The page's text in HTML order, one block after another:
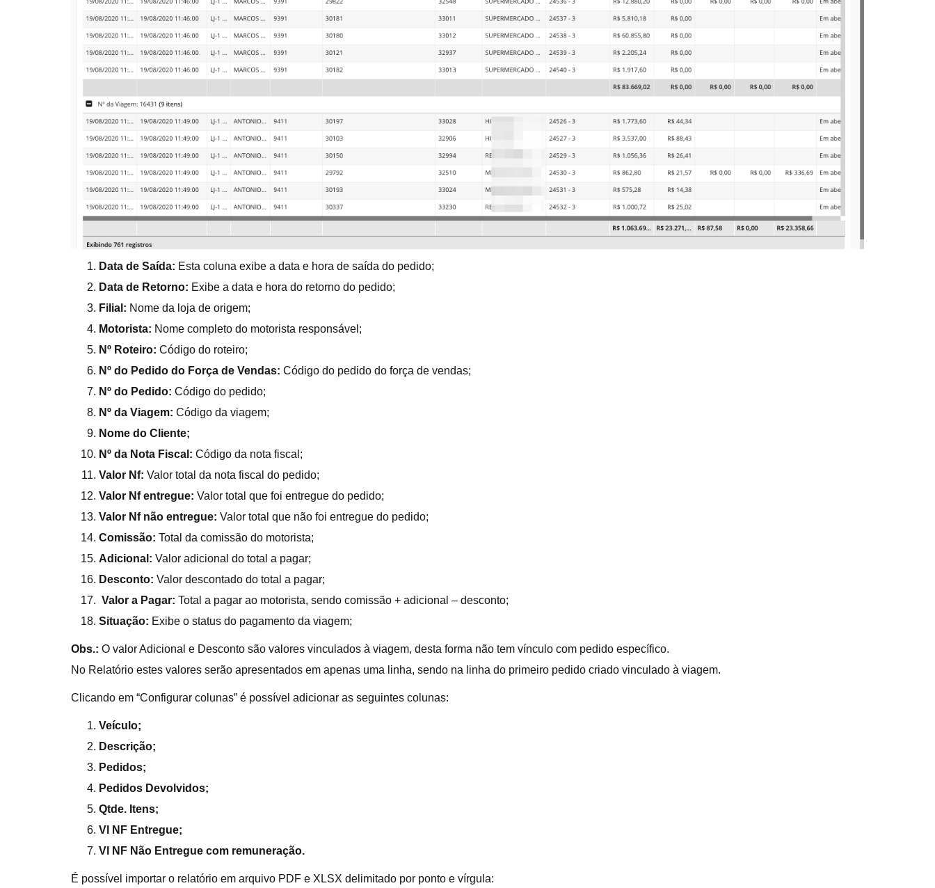
Data de Saída: Esta coluna exibe a data e hora de saída do pedido;
Data de Retorno: Exibe a data e hora do retorno do pedido;
Filial: Nome da loja de origem;
Motorista: Nome completo do motorista responsável;
Nº Roteiro: Código do roteiro;
Nº do Pedido do Força de Vendas: Código do pedido do força de vendas;
Nº do Pedido: Código do pedido;
Nº da Viagem: Código da viagem;
Nome do Cliente;
Nº da Nota Fiscal: Código da nota fiscal;
Valor Nf: Valor total da nota fiscal do pedido;
Valor Nf entregue: Valor total que foi entregue do pedido;
Valor Nf não entregue: Valor total que não foi entregue do pedido;
Comissão: Total da comissão do motorista;
Adicional: Valor adicional do total a pagar;
Desconto: Valor descontado do total a pagar;
Valor a Pagar: Total a pagar ao motorista, sendo comissão + adicional – desconto;
Situação: Exibe o status do pagamento da viagem;
Obs.: O valor Adicional e Desconto são valores vinculados à viagem, desta forma não tem vínculo com pedido específico.
No Relatório estes valores serão apresentados em apenas uma linha, sendo na linha do primeiro pedido criado vinculado à viagem.
Clicando em “Configurar colunas” é possível adicionar as seguintes colunas:
Veículo;
Descrição;
Pedidos;
Pedidos Devolvidos;
Qtde. Itens;
Vl NF Entregue;
Vl NF Não Entregue com remuneração.
É possível importar o relatório em arquivo PDF e XLSX delimitado por ponto e vírgula: